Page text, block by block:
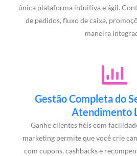
única plataforma intuitiva e ágil.
de pedidos, fluxo de caixa,
maneira
Gestão Completa do
Atendimento
Ganhe clientes fiéis com
marketing permite que você crie
com cupons, cashbacks e